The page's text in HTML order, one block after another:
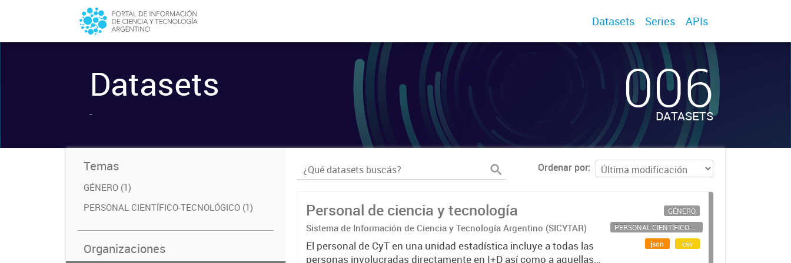
Datasets Series APIs
Datasets
- 006
DATASETS
Temas
GÉNERO (1)
PERSONAL CIENTÍFICO-TECNOLÓGICO (1)
Organizaciones
Ordenar por
Personal de ciencia y tecnología
Sistema de Información de Ciencia y Tecnología Argentino (SICYTAR)
El personal de CyT en una unidad estadística incluye a todas las
personas involucradas directamente en I+D así como a aquellas
GÉNERO
PERSONAL CIENTÍFICO-TECNOLÓGICO
json
csv